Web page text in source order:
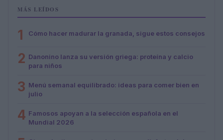
MÁS LEÍDOS
1 Cómo hacer madurar la granada, sigue estos consejos
2 Danonino lanza su versión griega: proteína y calcio
para niños
3 Menú semanal equilibrado: ideas para comer bien en
julio
4 Famosos apoyan a la selección española en el
Mundial 2026